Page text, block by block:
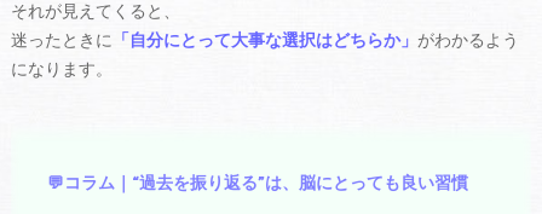
それが見えてくると、
迷ったときに
「自分にとって大事な選択はどちらか」 がわかるよう
になります。
💬コラム｜“過去を振り返る”は、脳にとっても良い習慣